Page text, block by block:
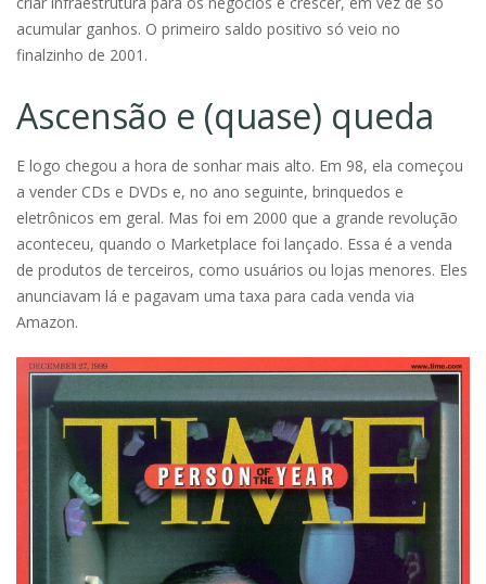
acumular ganhos. O primeiro saldo positivo só veio no
finalzinho de 2001.
Ascensão e (quase) queda
E logo chegou a hora de sonhar mais alto. Em 98, ela começou
a vender CDs e DVDs e, no ano seguinte, brinquedos e
eletrônicos em geral. Mas foi em 2000 que a grande revolução
aconteceu, quando o Marketplace foi lançado. Essa é a venda
de produtos de terceiros, como usuários ou lojas menores. Eles
anunciavam lá e pagavam uma taxa para cada venda via
Amazon.